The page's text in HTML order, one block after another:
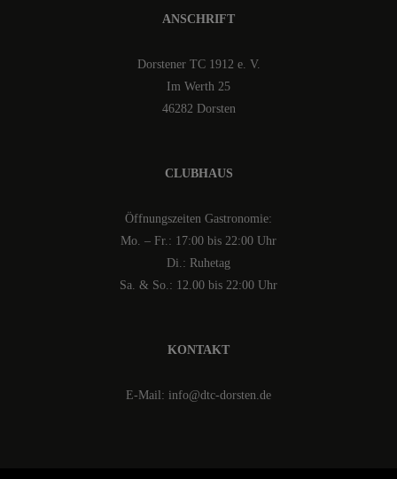
ANSCHRIFT
Dorstener TC 1912 e. V.
Im Werth 25
46282 Dorsten
CLUBHAUS
Öffnungszeiten Gastronomie:
Mo. – Fr.: 17:00 bis 22:00 Uhr
Di.: Ruhetag
Sa. & So.: 12.00 bis 22:00 Uhr
KONTAKT
E-Mail: info@dtc-dorsten.de